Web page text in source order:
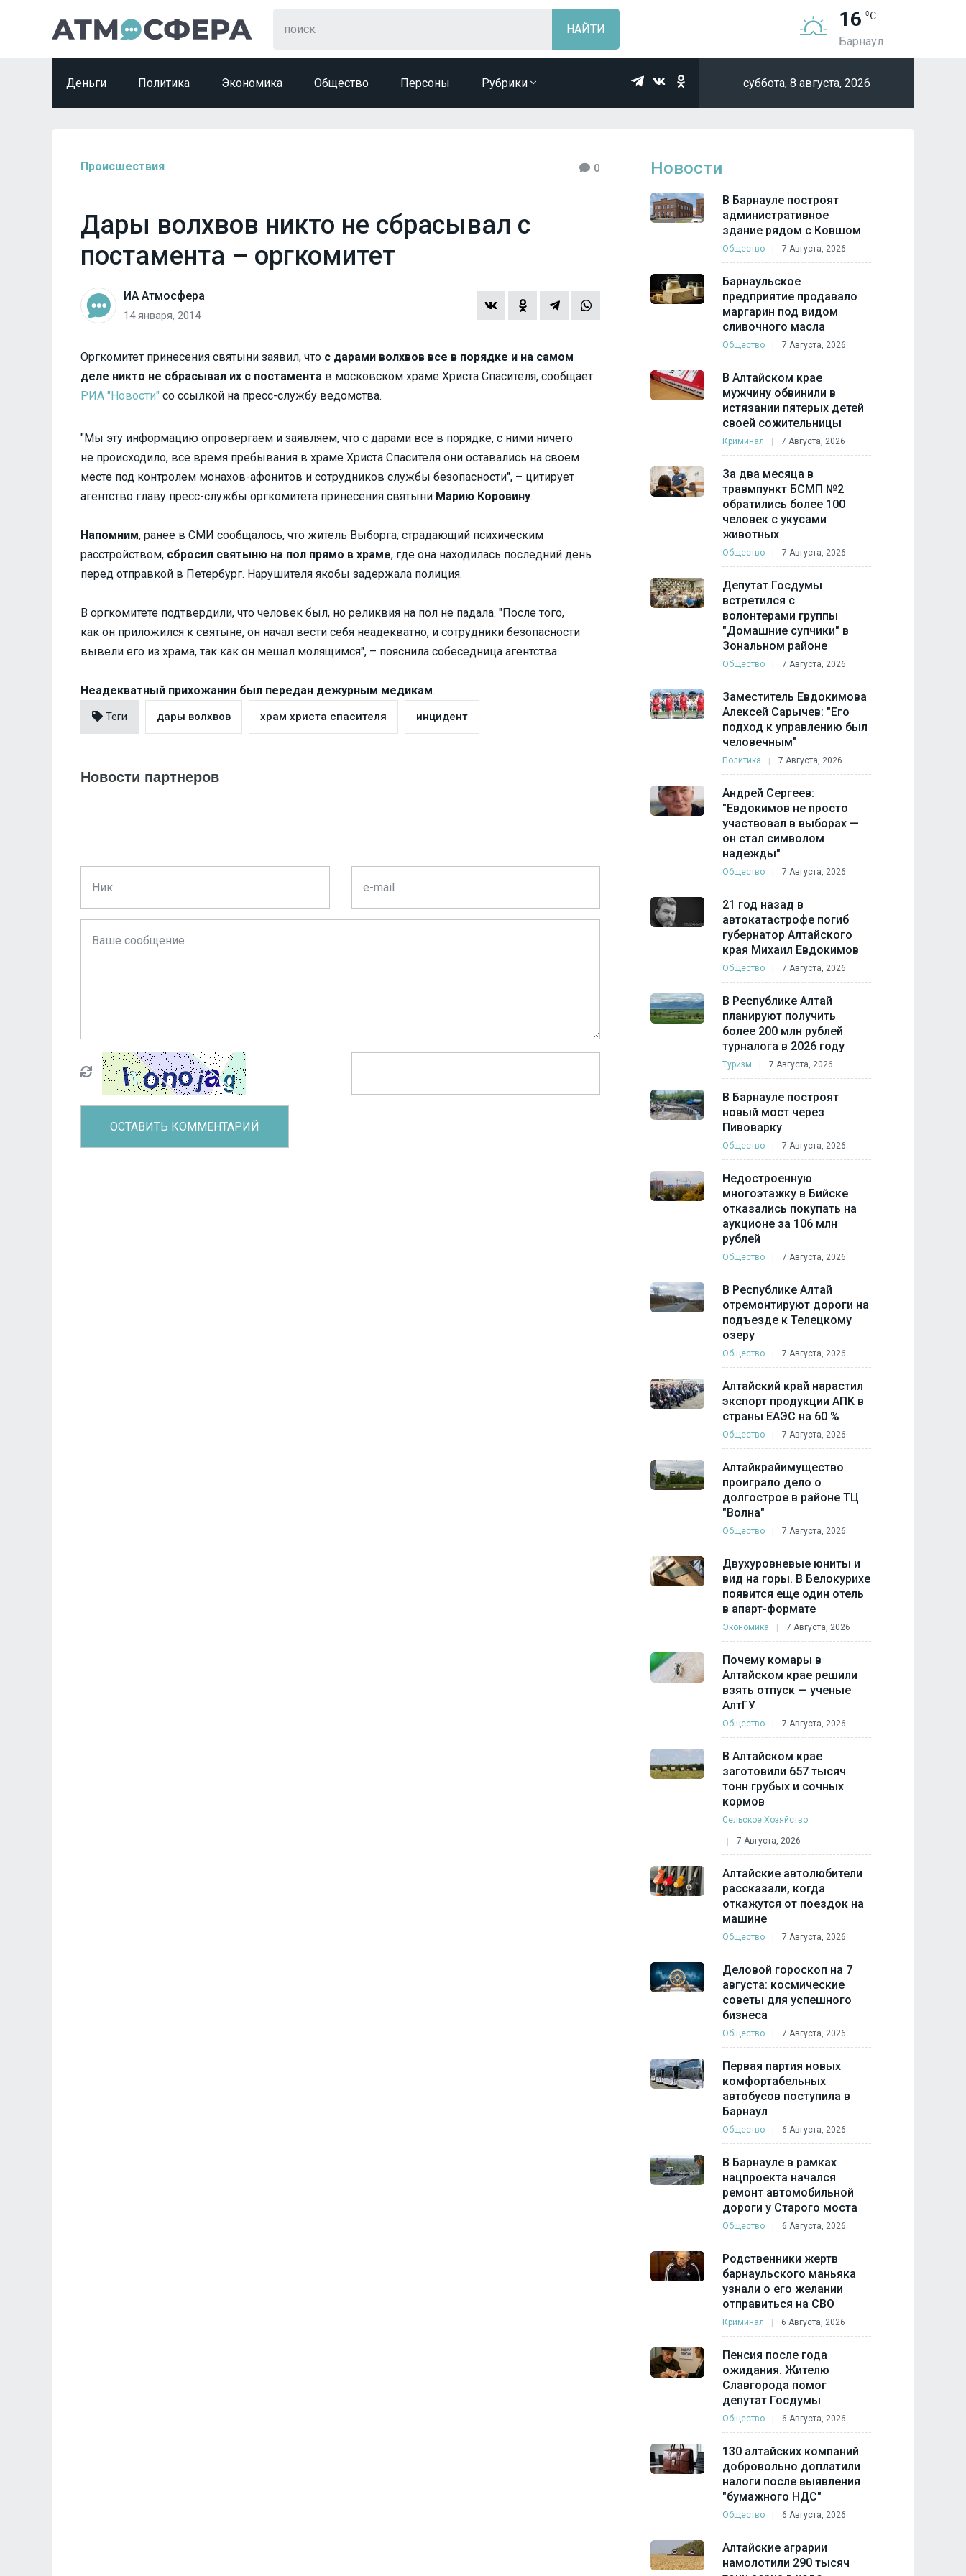
16
Барнаул
Деньги Политика Экономика Общество Персоны Рубрики суббота, 8 августа, 2026
Происшествия 0
Дары волхвов никто не сбрасывал с
постамента – оргкомитет
ИА Атмосфера
14 января, 2014
Оргкомитет принесения святыни заявил, что с дарами волхвов все в порядке и на самом
деле никто не сбрасывал их с постамента в московском храме Христа Спасителя, сообщает
РИА "Новости" со ссылкой на пресс-службу ведомства.
"Мы эту информацию опровергаем и заявляем, что с дарами все в порядке, с ними ничего
не происходило, все время пребывания в храме Христа Спасителя они оставались на своем
месте под контролем монахов-афонитов и сотрудников службы безопасности", – цитирует
агентство главу пресс-службы оргкомитета принесения святыни Марию Коровину.
Напомним, ранее в СМИ сообщалось, что житель Выборга, страдающий психическим
расстройством, сбросил святыню на пол прямо в храме, где она находилась последний день
перед отправкой в Петербург. Нарушителя якобы задержала полиция.
В оргкомитете подтвердили, что человек был, но реликвия на пол не падала. "После того,
как он приложился к святыне, он начал вести себя неадекватно, и сотрудники безопасности
вывели его из храма, так как он мешал молящимся", – пояснила собеседница агентства.
Неадекватный прихожанин был передан дежурным медикам.
Теги дары волхвов храм христа спасителя инцидент
Новости партнеров
Новости
В Барнауле построят
административное
здание рядом с Ковшом
Общество 7 Августа, 2026
Барнаульское
предприятие продавало
маргарин под видом
сливочного масла
Общество 7 Августа, 2026
В Алтайском крае
мужчину обвинили в
истязании пятерых детей
своей сожительницы
Криминал 7 Августа, 2026
За два месяца в
травмпункт БСМП №2
обратились более 100
человек с укусами
животных
Общество 7 Августа, 2026
Депутат Госдумы
встретился с
волонтерами группы
"Домашние супчики" в
Зональном районе
Общество 7 Августа, 2026
Заместитель Евдокимова
Алексей Сарычев: "Его
подход к управлению был
человечным"
Политика 7 Августа, 2026
Андрей Сергеев:
"Евдокимов не просто
участвовал в выборах —
он стал символом
надежды"
Общество 7 Августа, 2026
21 год назад в
автокатастрофе погиб
губернатор Алтайского
края Михаил Евдокимов
Общество 7 Августа, 2026
В Республике Алтай
планируют получить
более 200 млн рублей
турналога в 2026 году
Туризм 7 Августа, 2026
В Барнауле построят
новый мост через
Пивоварку
Общество 7 Августа, 2026
Недостроенную
многоэтажку в Бийске
отказались покупать на
аукционе за 106 млн
рублей
Общество 7 Августа, 2026
В Республике Алтай
отремонтируют дороги на
подъезде к Телецкому
озеру
Общество 7 Августа, 2026
Алтайский край нарастил
экспорт продукции АПК в
страны ЕАЭС на 60 %
Общество 7 Августа, 2026
Алтайкрайимущество
проиграло дело о
долгострое в районе ТЦ
"Волна"
Общество 7 Августа, 2026
Двухуровневые юниты и
вид на горы. В Белокурихе
появится еще один отель
в апарт-формате
Экономика 7 Августа, 2026
Почему комары в
Алтайском крае решили
взять отпуск — ученые
АлтГУ
Общество 7 Августа, 2026
В Алтайском крае
заготовили 657 тысяч
тонн грубых и сочных
кормов
Сельское Хозяйство
7 Августа, 2026
Алтайские автолюбители
рассказали, когда
откажутся от поездок на
машине
Общество 7 Августа, 2026
Деловой гороскоп на 7
августа: космические
советы для успешного
бизнеса
Общество 7 Августа, 2026
Первая партия новых
комфортабельных
автобусов поступила в
Барнаул
Общество 6 Августа, 2026
В Барнауле в рамках
нацпроекта начался
ремонт автомобильной
дороги у Старого моста
Общество 6 Августа, 2026
Родственники жертв
барнаульского маньяка
узнали о его желании
отправиться на СВО
Криминал 6 Августа, 2026
Пенсия после года
ожидания. Жителю
Славгорода помог
депутат Госдумы
Общество 6 Августа, 2026
130 алтайских компаний
добровольно доплатили
налоги после выявления
"бумажного НДС"
Общество 6 Августа, 2026
Алтайские аграрии
намолотили 290 тысяч